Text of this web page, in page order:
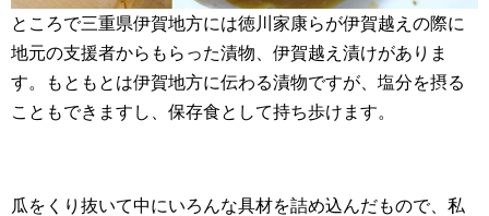
ところで三重県伊賀地方には徳川家康らが伊賀越えの際に
地元の支援者からもらった漬物、伊賀越え漬けがありま
す。もともとは伊賀地方に伝わる漬物ですが、塩分を摂る
こともできますし、保存食として持ち歩けます。
瓜をくり抜いて中にいろんな具材を詰め込んだもので、私